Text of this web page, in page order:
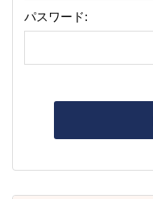
パスワード: